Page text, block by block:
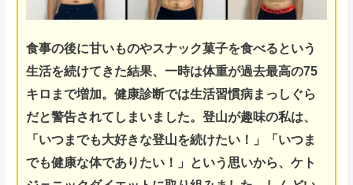
食事の後に甘いものやスナック菓子を食べるという
生活を続けてきた結果、一時は体重が過去最高の75
キロまで増加。健康診断では生活習慣病まっしぐら
だと警告されてしまいました。登山が趣味の私は、
「いつまでも大好きな登山を続けたい！」「いつま
でも健康な体でありたい！」という思いから、ケト